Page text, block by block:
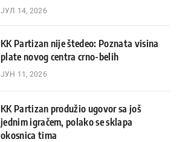
ЈУЛ 14, 2026
KK Partizan nije štedeo: Poznata visina
plate novog centra crno-belih
ЈУН 11, 2026
KK Partizan produžio ugovor sa još
jednim igračem, polako se sklapa
okosnica tima